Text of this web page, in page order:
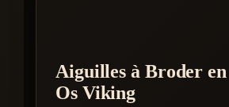
Aiguilles à Broder en
Os Viking